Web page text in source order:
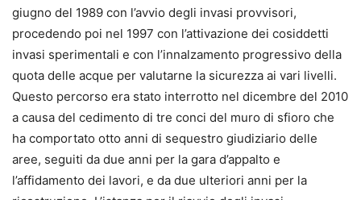
giugno del 1989 con l’avvio degli invasi provvisori,
procedendo poi nel 1997 con l’attivazione dei cosiddetti
invasi sperimentali e con l’innalzamento progressivo della
quota delle acque per valutarne la sicurezza ai vari livelli.
Questo percorso era stato interrotto nel dicembre del 2010
a causa del cedimento di tre conci del muro di sfioro che
ha comportato otto anni di sequestro giudiziario delle
aree, seguiti da due anni per la gara d’appalto e
l’affidamento dei lavori, e da due ulteriori anni per la